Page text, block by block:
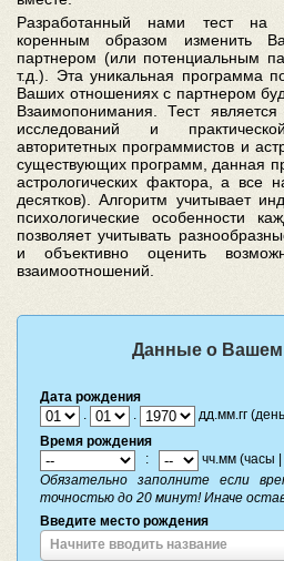
Разработанный нами тест на
коренным образом изменить
партнером (или потенциальным
т.д.). Эта уникальная программа
Ваших отношениях с партнером
Взаимопонимания. Тест является
исследований и
авторитетных программистов и
существующих программ, данная
астрологических фактора, а все
десятков). Алгоритм учитывает
психологические особенности
позволяет учитывать
и объективно оценить
взаимоотношений.
Данные о
Дата рождения
.
.
дд.мм.гг
Время рождения
:
чч.мм (часы
Обязательно заполните если
точностью до 20 минут! Иначе
Введите место рождения
Начните вводить название
Введите